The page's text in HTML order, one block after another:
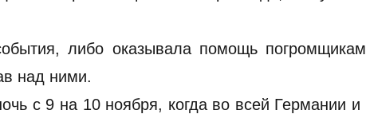
либо оказывала помощь
над ними.
с 9 на 10 ноября, когда во всей Германии и